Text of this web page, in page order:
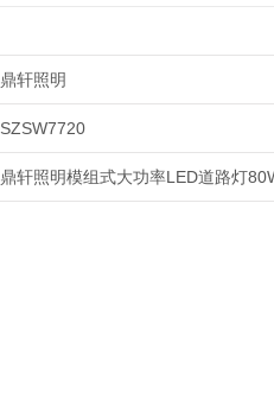
鼎轩照明
SZSW7720
鼎轩照明模组式大功率LED道路灯